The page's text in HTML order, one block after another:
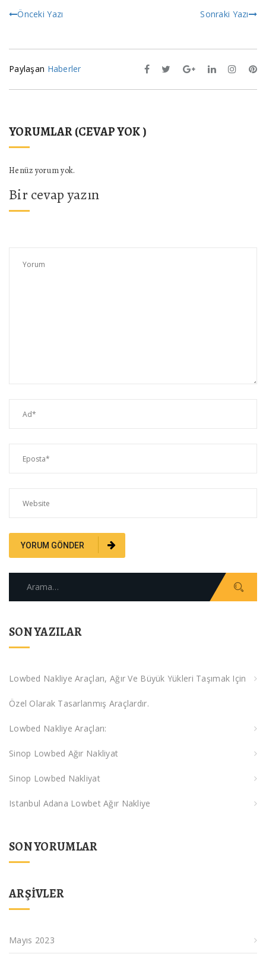
Önceki Yazı Sonraki Yazı
Paylaşan Haberler
YORUMLAR (CEVAP YOK )
Henüz yorum yok.
Bir cevap yazın
SON YAZILAR
Lowbed Nakliye Araçları, Ağır Ve Büyük Yükleri Taşımak Için
Özel Olarak Tasarlanmış Araçlardır.
Lowbed Nakliye Araçları:
Sinop Lowbed Ağır Nakliyat
Sinop Lowbed Nakliyat
Istanbul Adana Lowbet Ağır Nakliye
SON YORUMLAR
ARŞIVLER
Mayıs 2023